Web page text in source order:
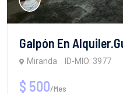
Galpón En
Miranda ID-MIO: 3977
$ 500/Mes